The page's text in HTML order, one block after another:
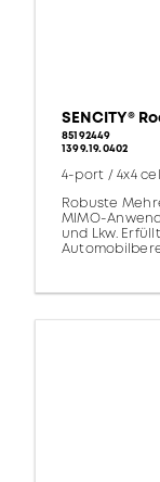
SENCITY®
85192449
1399.19.0402
4-port / 4x4
Robuste
MIMO-
und Lkw.